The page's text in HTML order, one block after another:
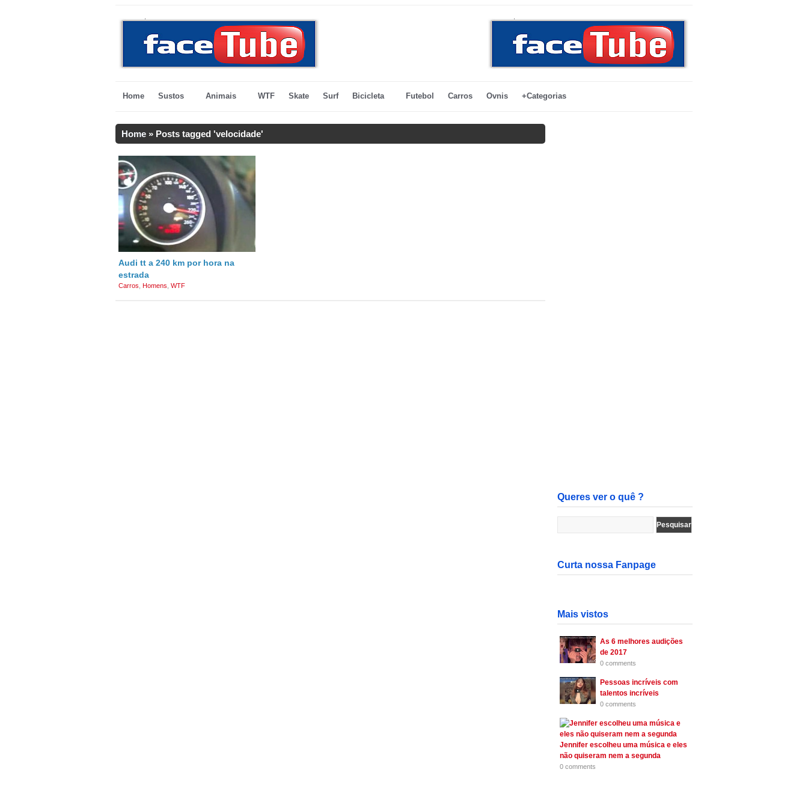
Home Sustos Animais WTF Skate Surf Bicicleta Futebol Carros Ovnis +Categorias
Home » Posts tagged 'velocidade'
Audi tt a 240 km por hora na
estrada
Carros Homens WTF
Queres ver o quê ?
Curta nossa Fanpage
Mais vistos
As 6 melhores audições
de 2017
0 comments
Pessoas incríveis com
talentos incríveis
0 comments
Jennifer escolheu uma música e eles
não quiseram nem a segunda
0 comments